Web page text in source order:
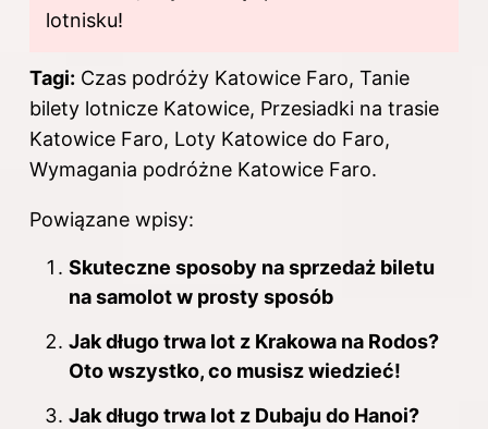
lotnisku!
Tagi: Czas podróży Katowice Faro, Tanie
bilety lotnicze Katowice, Przesiadki na trasie
Katowice Faro, Loty Katowice do Faro,
Wymagania podróżne Katowice Faro.
Powiązane wpisy:
Skuteczne sposoby na sprzedaż biletu
na samolot w prosty sposób
Jak długo trwa lot z Krakowa na Rodos?
Oto wszystko, co musisz wiedzieć!
Jak długo trwa lot z Dubaju do Hanoi?